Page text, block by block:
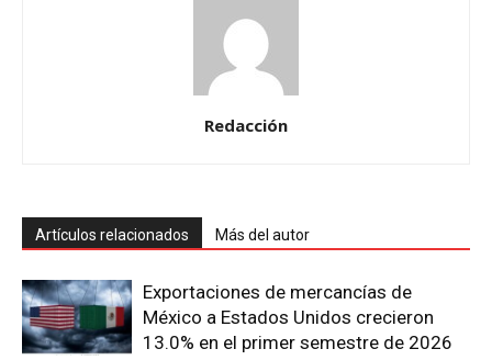
Redacción
Artículos relacionados Más del autor
Exportaciones de mercancías de
México a Estados Unidos crecieron
13.0% en el primer semestre de 2026